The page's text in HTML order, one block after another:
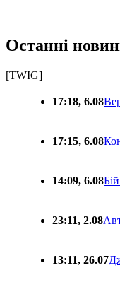
Останні
[TWIG]
17:18, 6.08
17:15, 6.08
14:09, 6.08
23:11, 2.08
13:11, 26.07